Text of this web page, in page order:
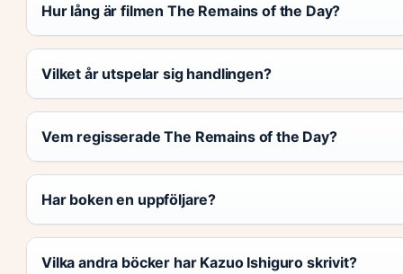
Hur lång är filmen The Remains of the Day?
Vilket år utspelar sig handlingen?
Vem regisserade The Remains of the Day?
Har boken en uppföljare?
Vilka andra böcker har Kazuo Ishiguro skrivit?